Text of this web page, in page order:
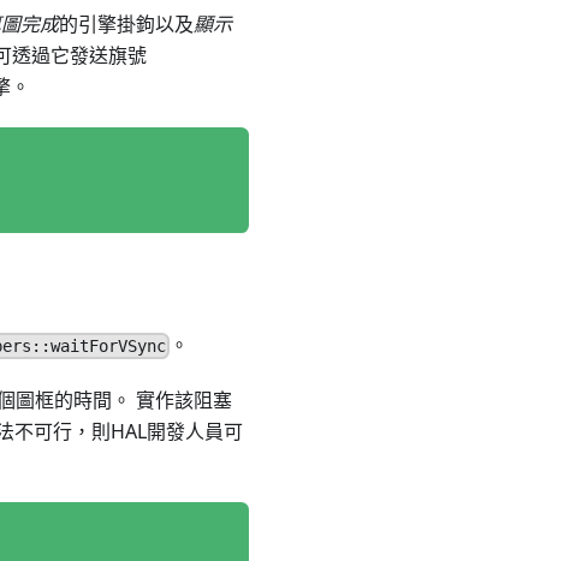
完成的引擎掛鉤以及顯示
透過它發送旗號
。
。
圖框的時間。 實作該阻塞
不可行，則HAL開發人員可